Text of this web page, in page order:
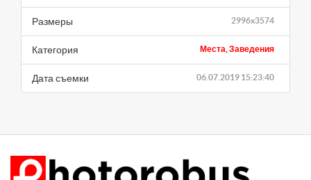
2996x3574
Размеры
Места, Заведения
Категория
06.07.2019 15:23:40
Дата съемки